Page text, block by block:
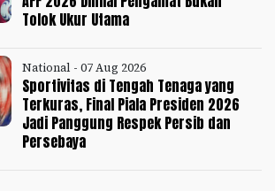
Tolok Ukur Utama
National - 07 Aug 2026
Sportivitas di Tengah Tenaga yang
Terkuras, Final Piala Presiden 2026
Jadi Panggung Respek Persib dan
Persebaya